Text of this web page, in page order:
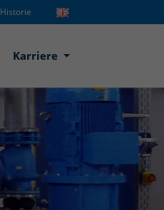
Historie
Karriere